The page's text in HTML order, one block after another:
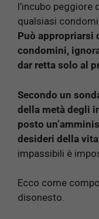
l’incubo peggiore
qualsiasi
Può appropriarsi
condomini,
dar retta solo al
Secondo un
della metà degli
posto
desideri della
impassibili è
Ecco come
disonesto.